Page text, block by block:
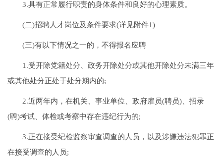
3.具有正常履行职责的身体条件和良好的心理素质。
(二)招聘人才岗位及条件要求(详见附件1)
(三)有以下情况之一的，不得报名应聘
1.受开除党籍处分、政务开除处分或其他开除处分未满三年
或其他处分正处于处分期内的;
2.近两年内，在机关、事业单位、政府雇员(聘员)、招录
(聘)考试、体检或考察中存在违纪行为的;
3.正在接受纪检监察审查调查的人员，以及涉嫌违法犯罪正
在接受调查的人员;